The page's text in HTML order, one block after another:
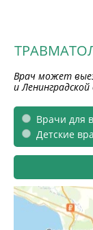
Врач может
и
Врачи для
Детские